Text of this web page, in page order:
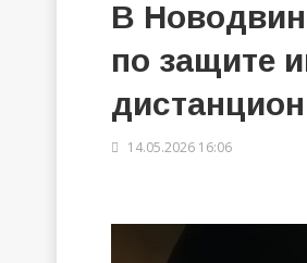
В
по защите
14.05.2026 16:06